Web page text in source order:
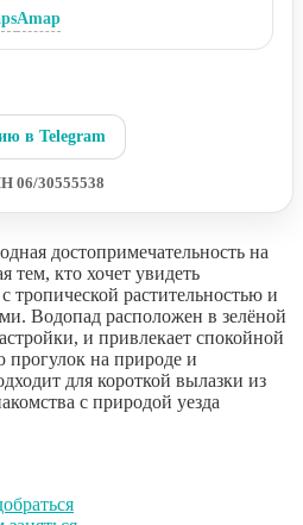
Amap
в Telegram
06/30555538
достопримечательность на
тем, кто хочет увидеть
тропической растительностью и
Водопад расположен в зелёной
и привлекает спокойной
на природе и
для короткой вылазки из
с природой уезда